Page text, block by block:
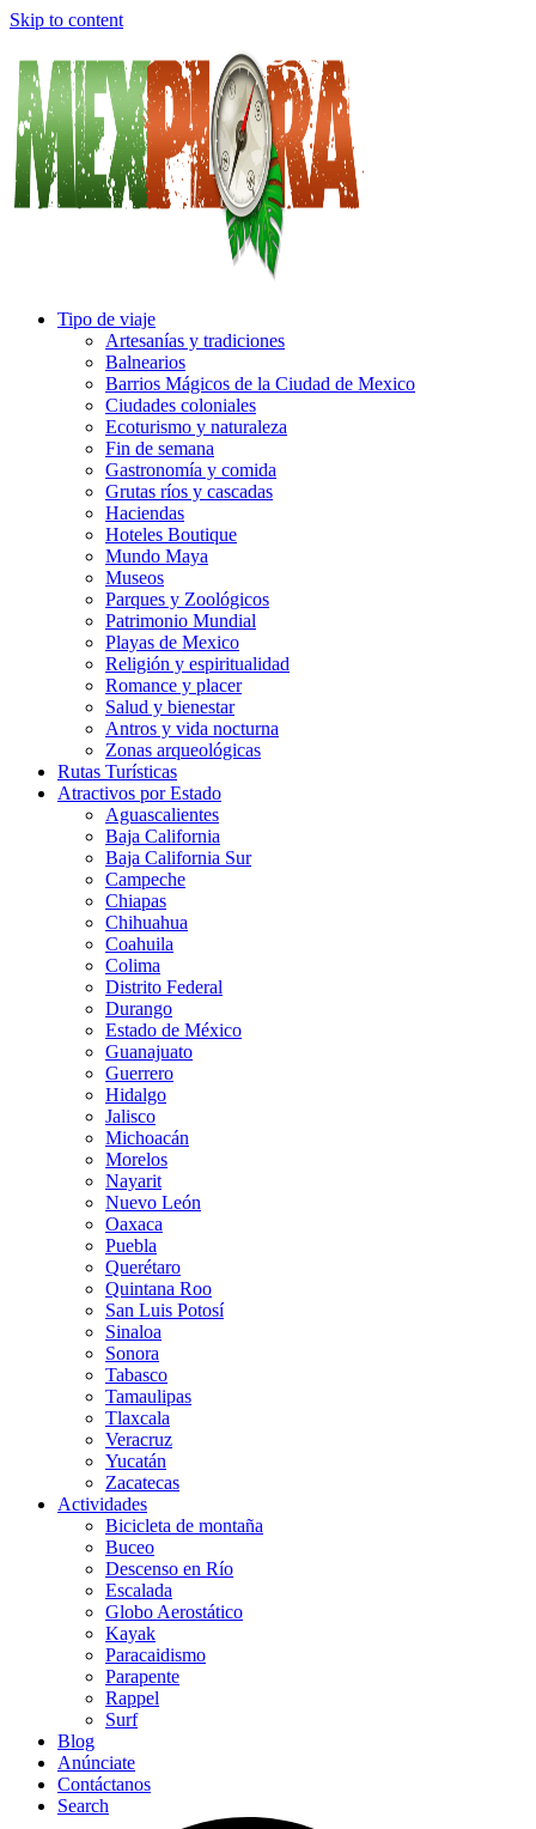
Skip to content
Tipo de viaje
Artesanías y tradiciones
Balnearios
Barrios Mágicos de la Ciudad de Mexico
Ciudades coloniales
Ecoturismo y naturaleza
Fin de semana
Gastronomía y comida
Grutas ríos y cascadas
Haciendas
Hoteles Boutique
Mundo Maya
Museos
Parques y Zoológicos
Patrimonio Mundial
Playas de Mexico
Religión y espiritualidad
Romance y placer
Salud y bienestar
Antros y vida nocturna
Zonas arqueológicas
Rutas Turísticas
Atractivos por Estado
Aguascalientes
Baja California
Baja California Sur
Campeche
Chiapas
Chihuahua
Coahuila
Colima
Distrito Federal
Durango
Estado de México
Guanajuato
Guerrero
Hidalgo
Jalisco
Michoacán
Morelos
Nayarit
Nuevo León
Oaxaca
Puebla
Querétaro
Quintana Roo
San Luis Potosí
Sinaloa
Sonora
Tabasco
Tamaulipas
Tlaxcala
Veracruz
Yucatán
Zacatecas
Actividades
Bicicleta de montaña
Buceo
Descenso en Río
Escalada
Globo Aerostático
Kayak
Paracaidismo
Parapente
Rappel
Surf
Blog
Anúnciate
Contáctanos
Search